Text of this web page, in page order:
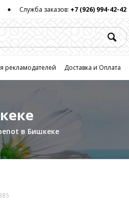
Служба заказов: +7 (926) 994-42-42
рекламодателей Доставка и Оплата
в Бишкеке